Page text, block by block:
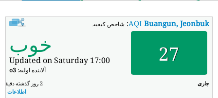
AQIBuangun, Jeonbuk
: شاخص کیفیت هوای بی‌درنگ Buangun, Jeonbuk (AQI).
27 خوب
Updated on Saturday 17:00
آلاینده اولیه:o3
جاری 2 روز گذشته دقیقه
اطلاعات آب